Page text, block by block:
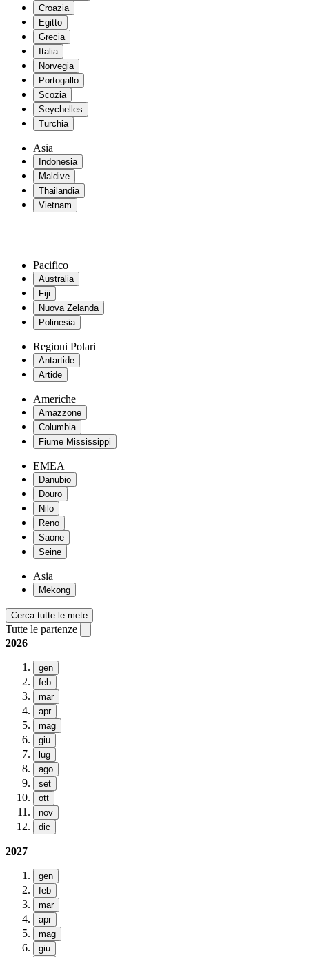
Croazia
Egitto
Grecia
Italia
Norvegia
Portogallo
Scozia
Seychelles
Turchia
Asia
Indonesia
Maldive
Thailandia
Vietnam
Pacifico
Australia
Fiji
Nuova Zelanda
Polinesia
Regioni Polari
Antartide
Artide
Americhe
Amazzone
Columbia
Fiume Mississippi
EMEA
Danubio
Douro
Nilo
Reno
Saone
Seine
Asia
Mekong
Cerca tutte le mete
Tutte le partenze
2026
gen
feb
mar
apr
mag
giu
lug
ago
set
ott
nov
dic
2027
gen
feb
mar
apr
mag
giu